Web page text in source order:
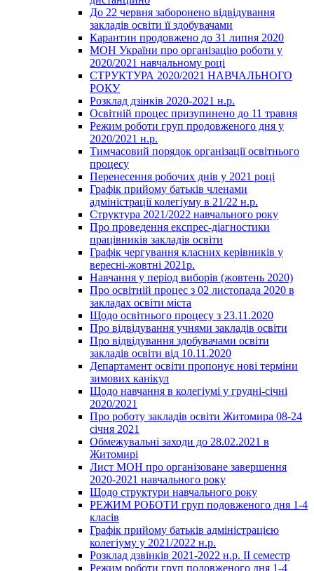
До 22 червня заборонено відвідування
закладів освіти її здобувачами
Карантин продовжено до 31 липня 2020
МОН України про організацію роботи у
2020/2021 навчальному році
СТРУКТУРА 2020/2021 НАВЧАЛЬНОГО
РОКУ
Розклад дзінків 2020-2021 н.р.
Освітній процес призупинено до 11 травня
Режим роботи груп продовженого дня у
2020/2021 н.р.
Тимчасовий порядок організації освітнього
процесу
Перенесення робочих днів у 2021 році
Графік прийому батьків членами
адміністрації колегіуму в 21/22 н.р.
Структура 2021/2022 навчального року
Про проведення експрес-діагностики
працівників закладів освіти
Графік чергування класних керівників у
вересні-жовтні 2021р.
Навчання у період виборів (жовтень 2020)
Про освітній процес з 02 листопада 2020 в
закладах освіти міста
Щодо освітнього процесу з 23.11.2020
Про відвідування учнями закладів освіти
Про відвідування здобувачами освіти
закладів освіти від 10.11.2020
Департамент освіти пропонує нові терміни
зимових канікул
Щодо навчання в колегіумі у грудні-січні
2020/2021
Про роботу закладів освіти Житомира 08-24
січня 2021
Обмежувальні заходи до 28.02.2021 в
Житомирі
Лист МОН про організоване завершення
2020-2021 навчального року
Щодо структури навчального року
РЕЖИМ РОБОТИ груп подовженого дня 1-4
класів
Графік прийому батьків адміністрацією
колегіуму у 2021/2022 н.р.
Розклад дзвінків 2021-2022 н.р. ІІ семестр
Режим роботи груп подовженого дня 1-4